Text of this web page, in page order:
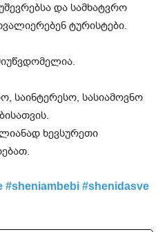
და სამხატვრო
ტურისტები.
საინტერესო, სასიამოვნო
ხევსურეთი
#sheniambebi #shenidasve